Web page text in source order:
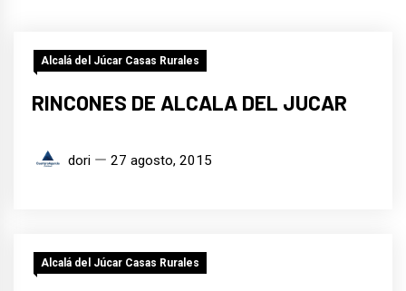
Alcalá del Júcar Casas Rurales
RINCONES DE ALCALA DEL JUCAR
dori 27 agosto, 2015
Alcalá del Júcar Casas Rurales